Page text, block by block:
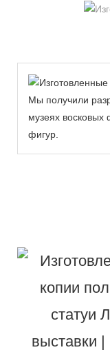
Мы получили
музеях
фигур.